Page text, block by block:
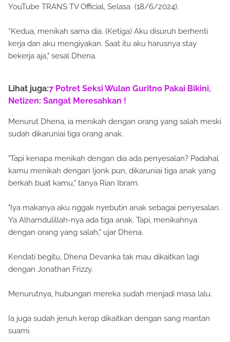
YouTube TRANS TV Official, Selasa (18/6/2024).
“Kedua, menikah sama dia. (Ketiga) Aku disuruh berhenti
kerja dan aku mengiyakan. Saat itu aku harusnya stay
bekerja aja," sesal Dhena.
Lihat juga:7 Potret Seksi Wulan Guritno Pakai Bikini,
Netizen: Sangat Meresahkan !
Menurut Dhena, ia menikah dengan orang yang salah meski
sudah dikaruniai tiga orang anak.
"Tapi kenapa menikah dengan dia ada penyesalan? Padahal
kamu menikah dengan Ijonk pun, dikaruniai tiga anak yang
berkah buat kamu," tanya Rian Ibram.
"Iya makanya aku nggak nyebutin anak sebagai penyesalan.
Ya Alhamdulillah-nya ada tiga anak. Tapi, menikahnya
dengan orang yang salah," ujar Dhena.
Kendati begitu, Dhena Devanka tak mau dikaitkan lagi
dengan Jonathan Frizzy.
Menurutnya, hubungan mereka sudah menjadi masa lalu.
Ia juga sudah jenuh kerap dikaitkan dengan sang mantan
suami.